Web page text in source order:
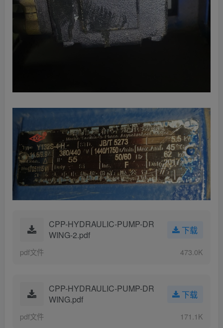
CPP-HYDRAULIC-PUMP-DR
WING-2.pdf
下载
pdf文件 473.0K
CPP-HYDRAULIC-PUMP-DR
WING.pdf
下载
pdf文件 171.1K